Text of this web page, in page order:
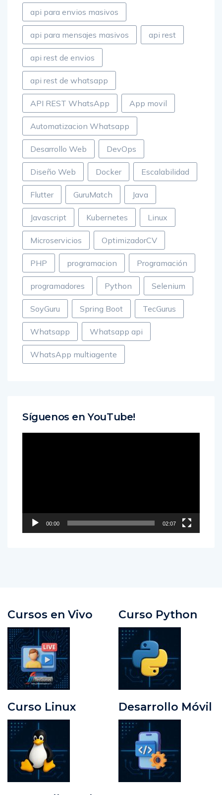
api para envios masivos
api para mensajes masivos api rest
api rest de envios
api rest de whatsapp
API REST WhatsApp App movil
Automatizacion Whatsapp
Desarrollo Web DevOps
Diseño Web Docker Escalabilidad
Flutter GuruMatch Java
Javascript Kubernetes Linux
Microservicios OptimizadorCV
PHP programacion Programación
programadores Python Selenium
SoyGuru Spring Boot TecGurus
Whatsapp Whatsapp api
WhatsApp multiagente
Síguenos en YouTube!
00:00 02:07
Cursos en Vivo Curso Python
Curso Linux Desarrollo Móvil